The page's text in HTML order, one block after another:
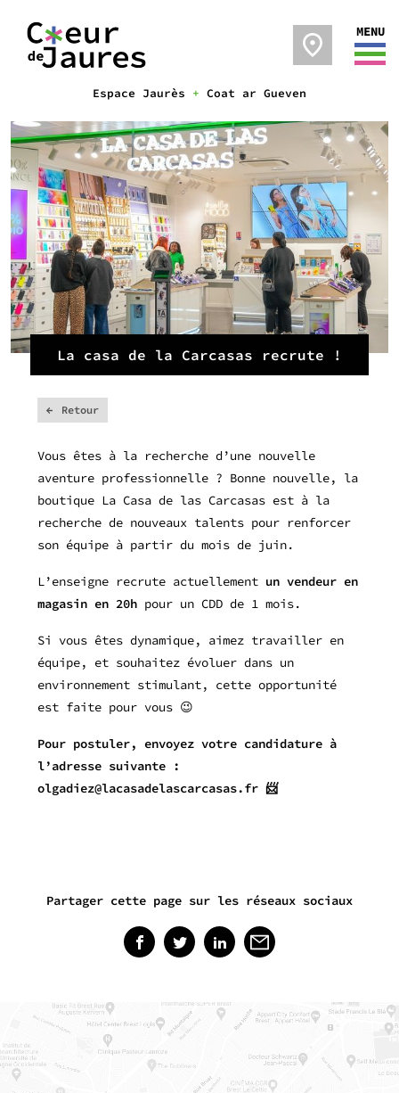
Espace Jaurès + Coat ar Gueven
MENU
La casa de la Carcasas recrute !
Retour
Vous êtes à la recherche d’une nouvelle
aventure professionnelle ? Bonne nouvelle, la
boutique La Casa de las Carcasas est à la
recherche de nouveaux talents pour renforcer
son équipe à partir du mois de juin.
L’enseigne recrute actuellement un vendeur en
magasin en 20h pour un CDD de 1 mois.
Si vous êtes dynamique, aimez travailler en
équipe, et souhaitez évoluer dans un
environnement stimulant, cette opportunité
est faite pour vous 😉
Pour postuler, envoyez votre candidature à
l’adresse suivante :
olgadiez@lacasadelascarcasas.fr 📨
Partager cette page sur les réseaux sociaux